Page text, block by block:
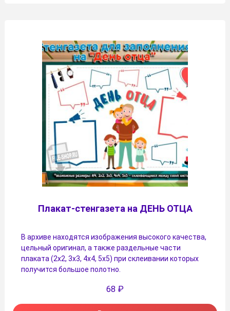
Плакат-стенгазета на ДЕНЬ ОТЦА
В архиве находятся изображения высокого качества,
цельный оригинал, а также раздельные части
плаката (2х2, 3х3, 4х4, 5х5) при склеивании которых
получится большое полотно.
68 ₽